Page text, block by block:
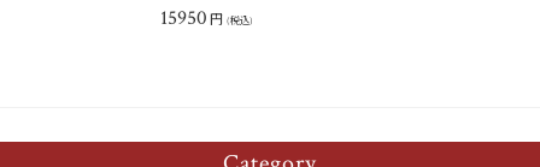
15950 円 (税込)